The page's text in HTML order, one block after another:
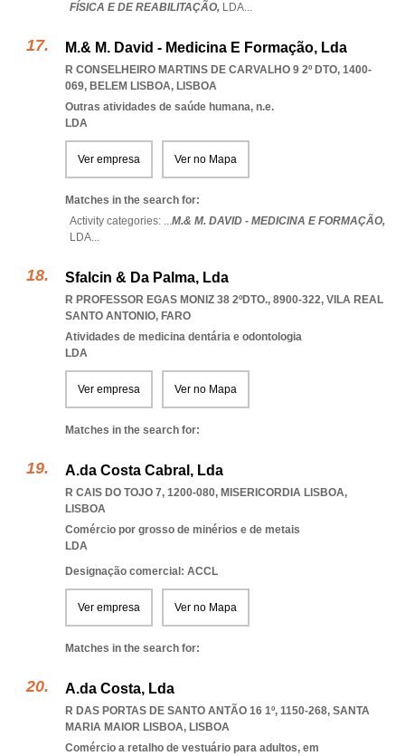
FÍSICA E DE REABILITAÇÃO, LDA...
M.& M. David - Medicina E Formação, Lda
R CONSELHEIRO MARTINS DE CARVALHO 9 2º DTO, 1400-
069, BELEM LISBOA, LISBOA
Outras atividades de saúde humana, n.e.
LDA
Ver empresa Ver no Mapa
Matches in the search for:
Activity categories: ...M.& M. DAVID - MEDICINA E FORMAÇÃO,
LDA...
Sfalcin & Da Palma, Lda
R PROFESSOR EGAS MONIZ 38 2ºDTO., 8900-322, VILA REAL
SANTO ANTONIO, FARO
Atividades de medicina dentária e odontologia
LDA
Ver empresa Ver no Mapa
Matches in the search for:
A.da Costa Cabral, Lda
R CAIS DO TOJO 7, 1200-080, MISERICORDIA LISBOA,
LISBOA
Comércio por grosso de minérios e de metais
LDA
Designação comercial: ACCL
Ver empresa Ver no Mapa
Matches in the search for:
A.da Costa, Lda
R DAS PORTAS DE SANTO ANTÃO 16 1º, 1150-268, SANTA
MARIA MAIOR LISBOA, LISBOA
Comércio a retalho de vestuário para adultos, em